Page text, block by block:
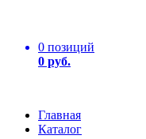
0 позиций
0 руб.
Главная
Каталог